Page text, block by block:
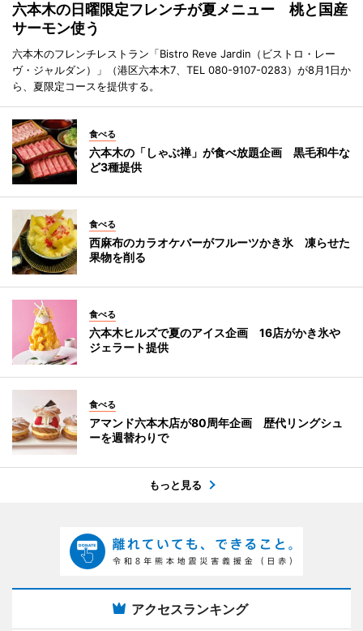
六本木の日曜限定フレンチが夏メニュー 桃と国産
サーモン使う
六本木のフレンチレストラン「Bistro Reve Jardin（ビストロ・レー
ヴ・ジャルダン）」（港区六本木7、TEL 080-9107-0283）が8月1日か
ら、夏限定コースを提供する。
食べる
六本木の「しゃぶ禅」が食べ放題企画 黒毛和牛な
ど3種提供
食べる
西麻布のカラオケバーがフルーツかき氷 凍らせた
果物を削る
食べる
六本木ヒルズで夏のアイス企画 16店がかき氷や
ジェラート提供
食べる
アマンド六本木店が80周年企画 歴代リングシュ
ーを週替わりで
もっと見る
アクセスランキング